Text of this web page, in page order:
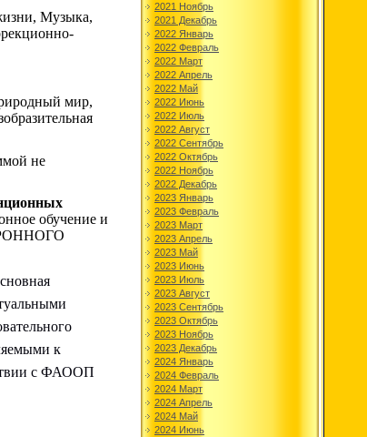
Музыка,
мир,
не
обучение и
к
с ФАООП
2021 Ноябрь
2021 Декабрь
2022 Январь
2022 Февраль
2022 Март
2022 Апрель
2022 Май
2022 Июнь
2022 Июль
2022 Август
2022 Сентябрь
2022 Октябрь
2022 Ноябрь
2022 Декабрь
2023 Январь
2023 Февраль
2023 Март
2023 Апрель
2023 Май
2023 Июнь
2023 Июль
2023 Август
2023 Сентябрь
2023 Октябрь
2023 Ноябрь
2023 Декабрь
2024 Январь
2024 Февраль
2024 Март
2024 Апрель
2024 Май
2024 Июнь